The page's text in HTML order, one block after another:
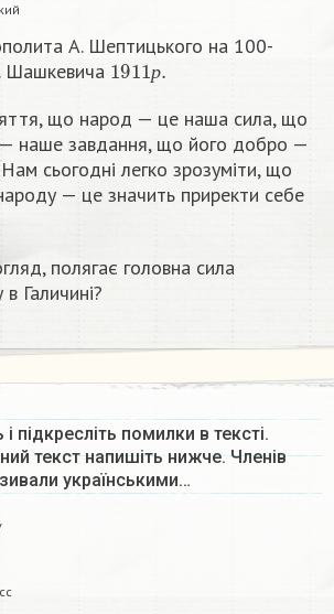
А. Шептицького на 100-
Шашкевича
р
1911р.
що народ — це наша сила, що
наше завдання, що його добро —
сьогодні легко зрозуміти, що
— це значить приректи себе
полягає головна сила
Галичині?
і підкресліть помилки в тексті.
текст напишіть нижче. Членів
українськими…